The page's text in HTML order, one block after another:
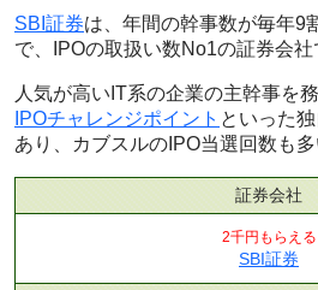
SBI証券は、年間の幹事数が毎年9
で、IPOの取扱い数No1の証券会社
人気が高いIT系の企業の主幹事を
IPOチャレンジポイント といった
あり、カブスルのIPO当選回数も多
証券会社
2千円もらえる
SBI証券